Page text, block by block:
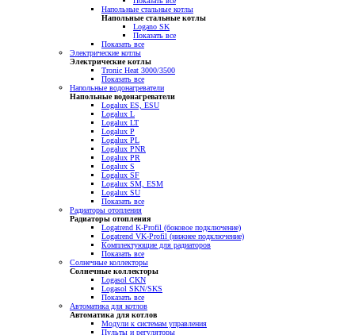
Напольные стальные котлы
Напольные стальные котлы
Logano SK
Показать все
Показать все
Электрические котлы
Электрические котлы
Tronic Heat 3000/3500
Показать все
Напольные водонагреватели
Напольные водонагреватели
Logalux ES, ESU
Logalux L
Logalux LT
Logalux P
Logalux PL
Logalux PNR
Logalux PR
Logalux S
Logalux SF
Logalux SM, ESM
Logalux SU
Показать все
Радиаторы отопления
Радиаторы отопления
Logatrend K-Profil (боковое подключение)
Logatrend VK-Profil (нижнее подключение)
Комплектующие для радиаторов
Показать все
Солнечные коллекторы
Солнечные коллекторы
Logasol CKN
Logasol SKN/SKS
Показать все
Автоматика для котлов
Автоматика для котлов
Модули к системам управления
Пульты и регуляторы